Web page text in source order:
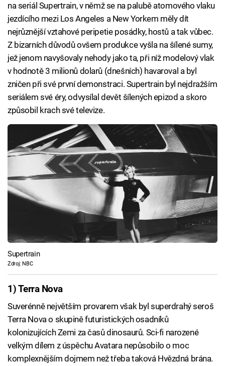
na seriál Supertrain, v němž se na palubě atomového vlaku
jezdícího mezi Los Angeles a New Yorkem měly dít
nejrůznější vztahové peripetie posádky, hostů a tak vůbec.
Z bizarních důvodů ovšem produkce vyšla na šílené sumy,
jež jenom navyšovaly nehody jako ta, při níž modelový vlak
v hodnotě 3 milionů dolarů (dnešních) havaroval a byl
zničen při své první demonstraci. Supertrain byl nejdražším
seriálem své éry, odvysílal devět šílených epizod a skoro
způsobil krach své televize.
Supertrain
Zdroj: NBC
1) Terra Nova
Suverénně největším provarem však byl superdrahý seroš
Terra Nova o skupině futuristických osadníků
kolonizujících Zemi za časů dinosaurů. Sci-fi narozené
velkým dílem z úspěchu Avatara nepůsobilo o moc
komplexnějším dojmem než třeba taková Hvězdná brána.